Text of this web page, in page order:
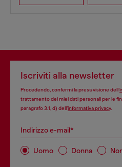
Iscriviti alla newsletter
Procedendo, confermi la presa visione dell’
trattamento dei miei dati personali per le
paragrafo 3.1, d) dell’informativa privacy.
Indirizzo e-mail*
Uomo Donna